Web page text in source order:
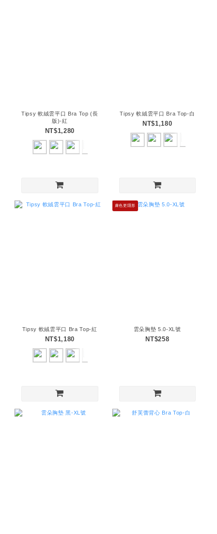
Tipsy 軟絨雲平口 Bra Top (長
版)-紅
NT$1,280
Tipsy 軟絨雲平口 Bra Top-白
NT$1,180
Tipsy 軟絨雲平口 Bra Top-紅
NT$1,180
膚色更隱形
雲朵胸墊 5.0-XL號
NT$258